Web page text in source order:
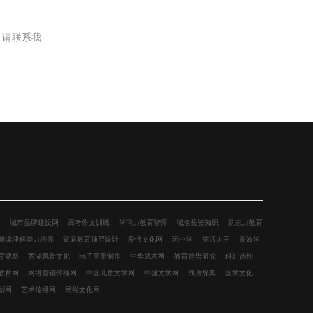
联系我
城市品牌建设网 高考作文训练 学习力教育智库 域名投资知识 意志力教育
读理解能力培养 家庭教育顶层设计 爱情文化网 玩中学 笑话大王 高效学
观察 西湖风景文化 电子画册制作 中华武术网 教育趋势研究 科幻选刊
育网 网络营销传播网 中国儿童文学网 中国文学网 成语辞典 国学文化
网 艺术传播网 民俗文化网